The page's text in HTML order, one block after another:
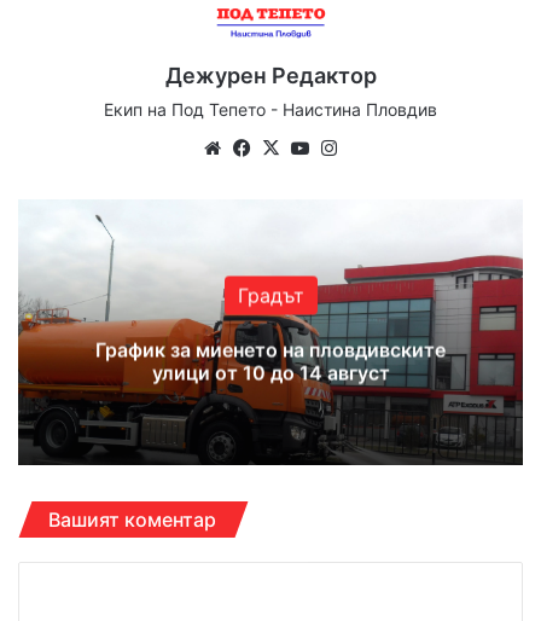
Дежурен Редактор
Екип на Под Тепето - Наистина Пловдив
WebsiteFacebook
X YouTube
Градът
График за миенето на пловдивските
улици от 10 до 14 август
Вашият коментар